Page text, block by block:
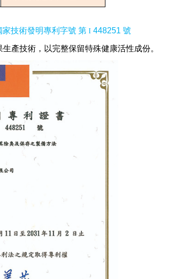
技術發明專利字號 第 I 448251 號
產技術，以完整保留特殊健康活性成份。